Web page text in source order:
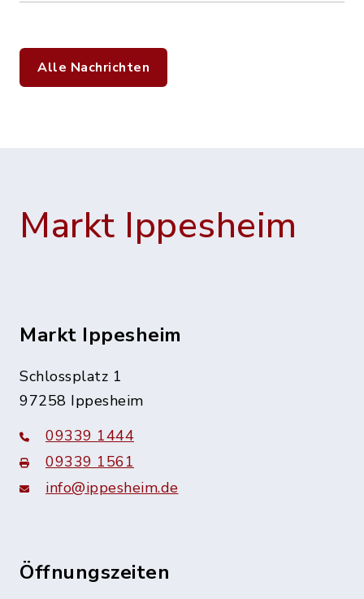
Alle Nachrichten
Markt Ippesheim
Markt Ippesheim
Schlossplatz 1
97258 Ippesheim
09339 1444
09339 1561
info@ippesheim.de
Öffnungszeiten